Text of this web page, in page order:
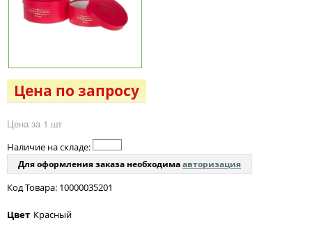
Цена по запросу
Цена за 1 шт
Наличие на складе:
Для оформления заказа необходимаавторизация
Код Товара: 10000035201
Цвет Красный